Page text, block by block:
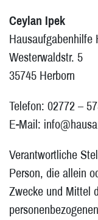
Ceylan Ipek
Hausaufgabenhilfe
Westerwaldstr. 5
35745 Herborn
Telefon: 02772 –
E-Mail:
Verantwortliche
Person, die allein
Zwecke und Mittel